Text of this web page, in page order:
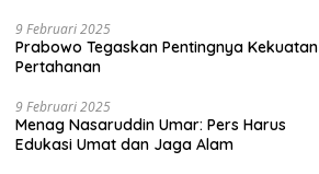
9 Februari 2025
Prabowo Tegaskan Pentingnya Kekuatan
Pertahanan
9 Februari 2025
Menag Nasaruddin Umar: Pers Harus
Edukasi Umat dan Jaga Alam